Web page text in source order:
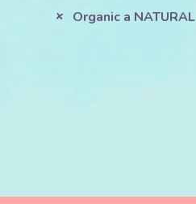
Organic a NATURAL